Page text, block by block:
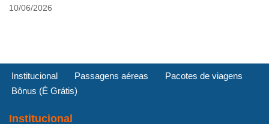
10/06/2026
Institucional Passagens aéreas
Pacotes de viagens
Bônus (É Grátis)
Institucional